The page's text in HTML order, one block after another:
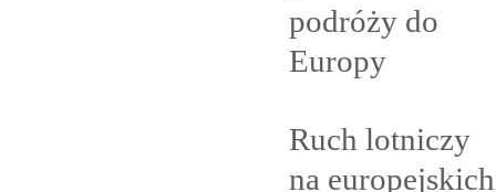
podróży do
Europy
Ruch lotniczy
na europejskich